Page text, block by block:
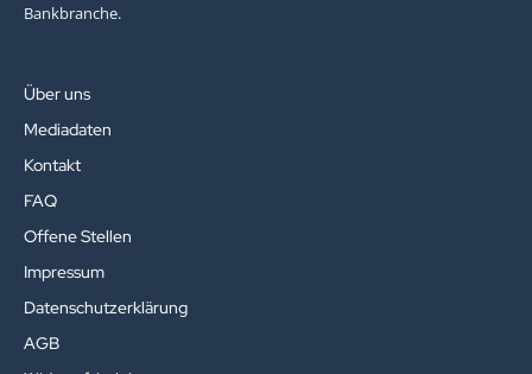
Bankbranche.
Über uns
Mediadaten
Kontakt
FAQ
Offene Stellen
Impressum
Datenschutzerklärung
AGB